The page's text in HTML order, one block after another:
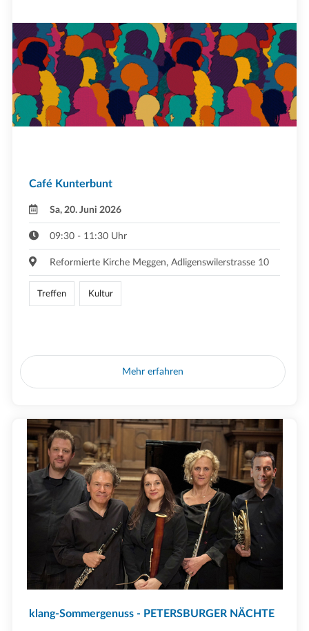
Café Kunterbunt
Sa, 20. Juni 2026
09:30 - 11:30 Uhr
Reformierte Kirche Meggen, Adligenswilerstrasse 10
Treffen Kultur
Mehr erfahren
klang-Sommergenuss - PETERSBURGER NÄCHTE